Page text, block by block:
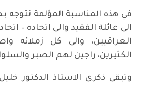
في هذه المناسبة المؤلمة نتوجه
الى عائلة الفقيد والى اتحاده –
العراقيين، والى كل زملائه
الكثيرين، راجين لهم الصبر
وتبقى ذكرى الاستاذ الدكتور